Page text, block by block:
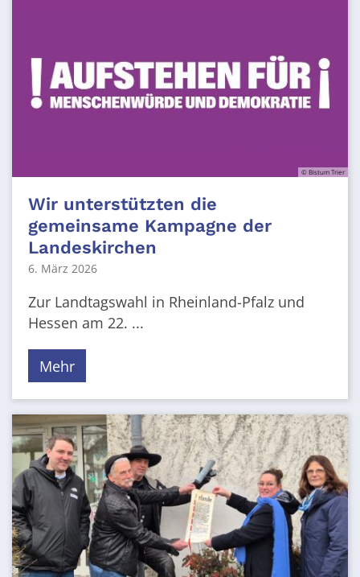
© Bistum Trier
Wir unterstützten die
gemeinsame Kampagne der
Landeskirchen
6. März 2026
Zur Landtagswahl in Rheinland-Pfalz und
Hessen am 22. ...
Mehr